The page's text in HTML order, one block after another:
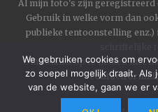
Al mijn foto's zijn geregistreerd
Gebruik in welke vorm dan
publieke tentoonstelling
Om contact op te nemen met
We gebruiken cookies om
zo soepel mogelijk draait.
van de website, gaan we er